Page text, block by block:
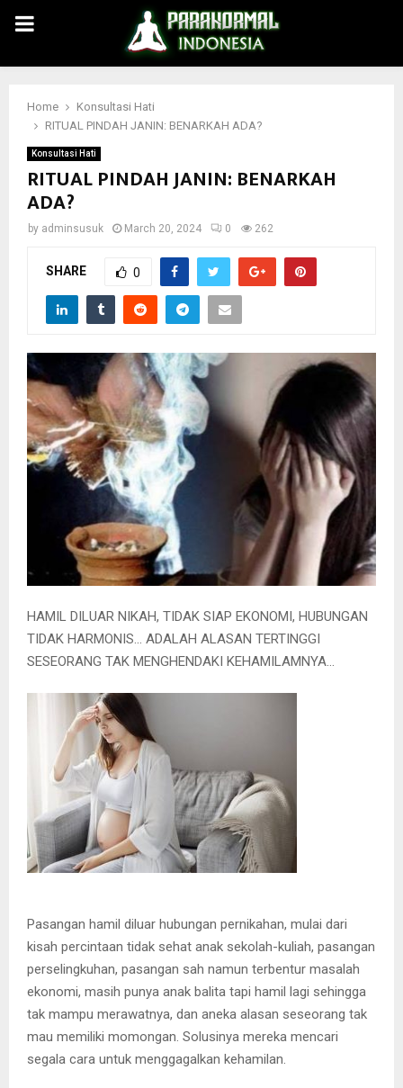
PRIMARY
MENU
Home
Konsultasi Hati
RITUAL PINDAH JANIN: BENARKAH ADA?
Konsultasi Hati
RITUAL PINDAH JANIN: BENARKAH
ADA?
by adminsusuk March 20, 2024 0 262
SHARE 0
HAMIL DILUAR NIKAH, TIDAK SIAP EKONOMI, HUBUNGAN
TIDAK HARMONIS… ADALAH ALASAN TERTINGGI
SESEORANG TAK MENGHENDAKI KEHAMILAMNYA…
Pasangan hamil diluar hubungan pernikahan, mulai dari
kisah percintaan tidak sehat anak sekolah-kuliah, pasangan
perselingkuhan, pasangan sah namun terbentur masalah
ekonomi, masih punya anak balita tapi hamil lagi sehingga
tak mampu merawatnya, dan aneka alasan seseorang tak
mau memiliki momongan. Solusinya mereka mencari
segala cara untuk menggagalkan kehamilan.